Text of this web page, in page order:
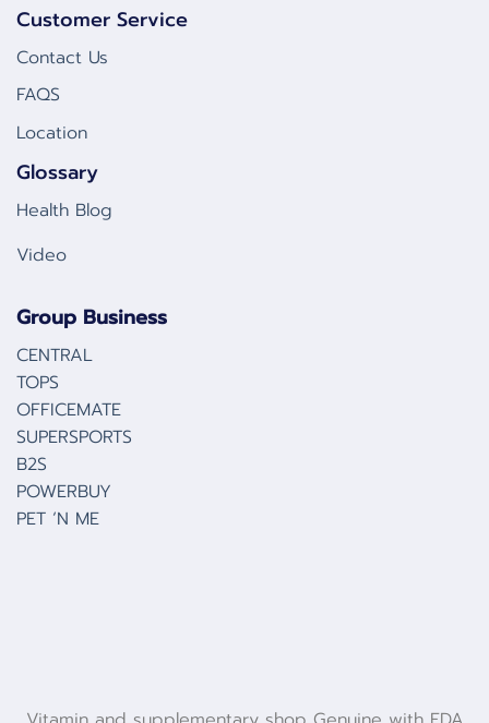
Customer Service
Contact Us
FAQS
Location
Glossary
Health Blog
Video
Group Business
CENTRAL
TOPS
OFFICEMATE
SUPERSPORTS
B2S
POWERBUY
PET ‘N ME